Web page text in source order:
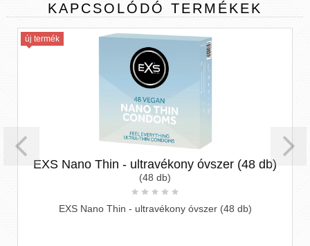
KAPCSOLÓDÓ TERMÉKEK
új termék
EXS Nano Thin - ultravékony óvszer (48 db)
(48 db)
EXS Nano Thin - ultravékony óvszer (48 db)